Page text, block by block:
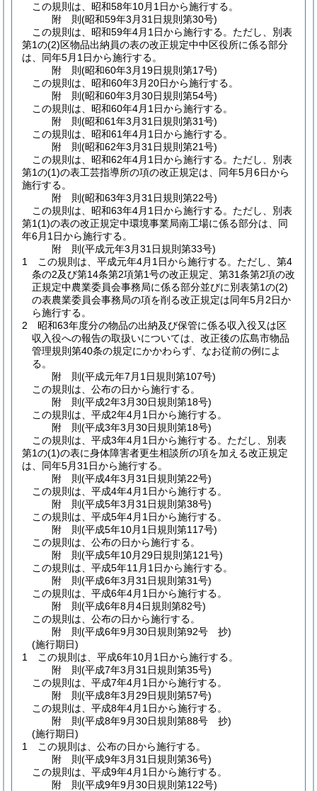
この規則は、昭和58年10月1日から施行する。
附 則(昭和59年3月31日規則第30号)
この規則は、昭和59年4月1日から施行する。 ただし、別表
第1の(2)区物品出納員の表の改正規定中中区役所に係る部分
は、同年5月1日から施行する。
附 則(昭和60年3月19日規則第17号)
この規則は、昭和60年3月20日から施行する。
附 則(昭和60年3月30日規則第54号)
この規則は、昭和60年4月1日から施行する。
附 則(昭和61年3月31日規則第31号)
この規則は、昭和61年4月1日から施行する。
附 則(昭和62年3月31日規則第21号)
この規則は、昭和62年4月1日から施行する。 ただし、別表
第1の(1)の表工芸指導所の項の改正規定は、同年5月6日から
施行する。
附 則(昭和63年3月31日規則第22号)
この規則は、昭和63年4月1日から施行する。 ただし、別表
第1(1)の表の改正規定中環境事業局南工場に係る部分は、同
年6月1日から施行する。
附 則(平成元年3月31日規則第33号)
1
この規則は、平成元年4月1日から施行する。 ただし、第4
条の2及び第14条第2項第1号の改正規定、第31条第2項の改
正規定中農業委員会事務局に係る部分並びに別表第1の(2)
の表農業委員会事務局の項を削る改正規定は同年5月2日か
ら施行する。
2
昭和63年度分の物品の出納及び保管に係る収入役又は区
収入役への報告の取扱いについては、改正後の広島市物品
管理規則第40条の規定にかかわらず、なお従前の例によ
る。
附 則(平成元年7月1日規則第107号)
この規則は、公布の日から施行する。
附 則(平成2年3月30日規則第18号)
この規則は、平成2年4月1日から施行する。
附 則(平成3年3月30日規則第18号)
この規則は、平成3年4月1日から施行する。 ただし、別表
第1の(1)の表に身体障害者更生相談所の項を加える改正規定
は、同年5月31日から施行する。
附 則(平成4年3月31日規則第22号)
この規則は、平成4年4月1日から施行する。
附 則(平成5年3月31日規則第38号)
この規則は、平成5年4月1日から施行する。
附 則(平成5年10月1日規則第117号)
この規則は、公布の日から施行する。
附 則(平成5年10月29日規則第121号)
この規則は、平成5年11月1日から施行する。
附 則(平成6年3月31日規則第31号)
この規則は、平成6年4月1日から施行する。
附 則(平成6年8月4日規則第82号)
この規則は、公布の日から施行する。
附 則(平成6年9月30日規則第92号 抄)
(施行期日)
1
この規則は、平成6年10月1日から施行する。
附 則(平成7年3月31日規則第35号)
この規則は、平成7年4月1日から施行する。
附 則(平成8年3月29日規則第57号)
この規則は、平成8年4月1日から施行する。
附 則(平成8年9月30日規則第88号 抄)
(施行期日)
1
この規則は、公布の日から施行する。
附 則(平成9年3月31日規則第36号)
この規則は、平成9年4月1日から施行する。
附 則(平成9年9月30日規則第122号)